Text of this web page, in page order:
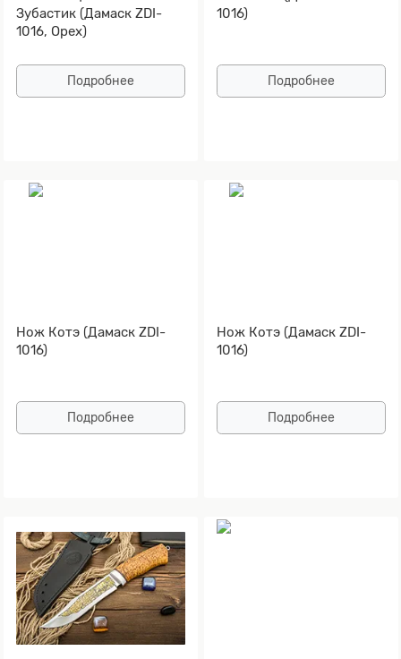
Зубастик (Дамаск ZDI-
1016, Орех)
Подробнее
1016)
Подробнее
Нож Котэ (Дамаск ZDI-
1016)
Подробнее
Нож Котэ (Дамаск ZDI-
1016)
Подробнее